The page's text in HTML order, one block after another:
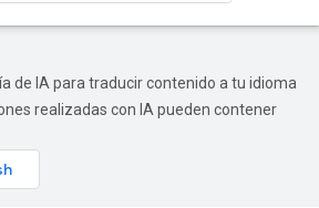
de IA para traducir contenido a tu idioma
realizadas con IA pueden contener